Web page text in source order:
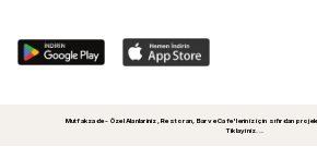
Mutfakzade - Özel Alanlariniz, Restoran, Bar ve Cafe'leriniz için sıfırdan
Tiklayiniz...